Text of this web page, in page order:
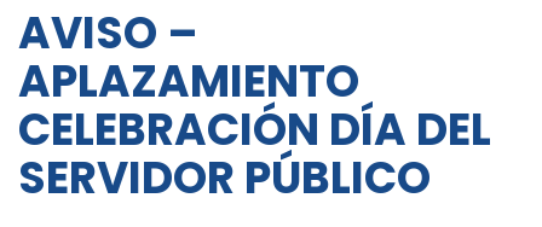
AVISO –
APLAZAMIENTO
CELEBRACIÓN DÍA DEL
SERVIDOR PÚBLICO